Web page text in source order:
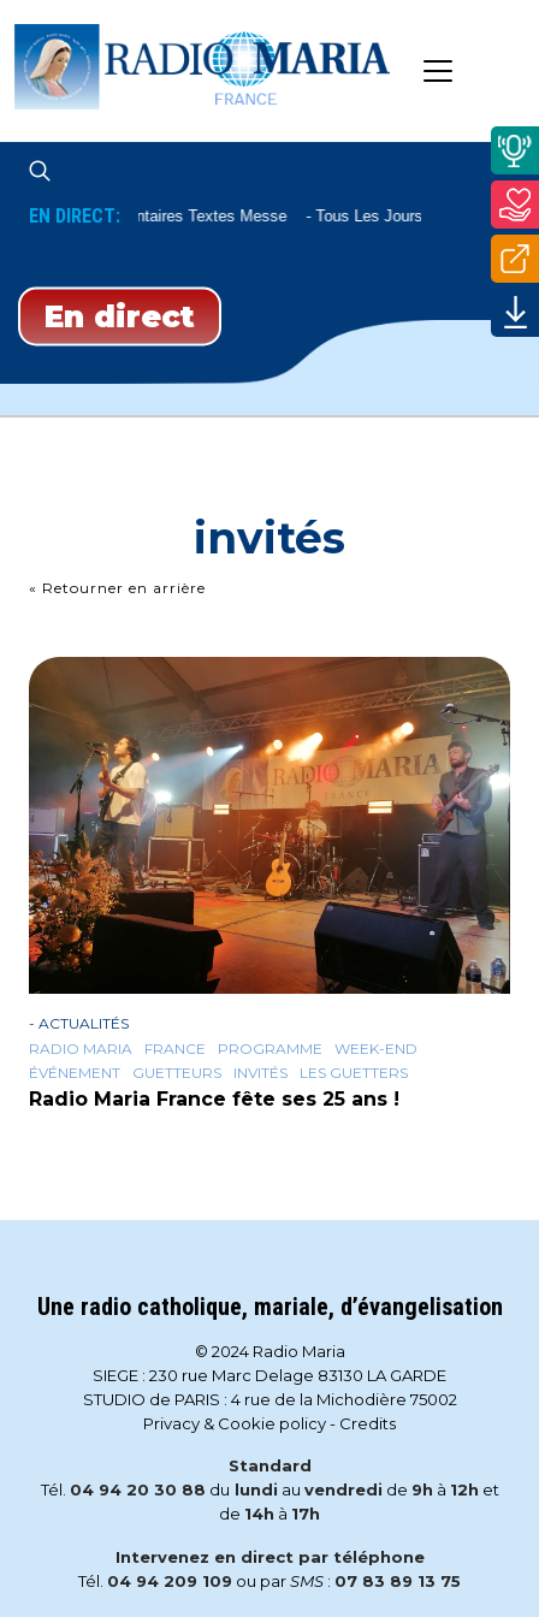
EN DIRECT:Commentaires Textes Messe Tous Les Jours À 07h45 Et Le
En direct
invités
« Retourner en arrière
- ACTUALITÉS
RADIO MARIA
FRANCE PROGRAMME
WEEK-END
ÉVÉNEMENT
GUETTEURS INVITÉS LES GUETTERS
Radio Maria France fête ses 25 ans !
Une radio catholique, mariale, d’évangelisation
© 2024 Radio Maria
SIEGE : 230 rue Marc Delage 83130 LA GARDE
STUDIO de PARIS : 4 rue de la Michodière 75002
Privacy & Cookie policy- Credits
Standard
Tél. 04 94 20 30 88 du lundi au vendredi de 9h à 12h et
de 14h à 17h
Intervenez en direct par téléphone
Tél. 04 94 209 109 ou parSMS : 07 83 89 13 75